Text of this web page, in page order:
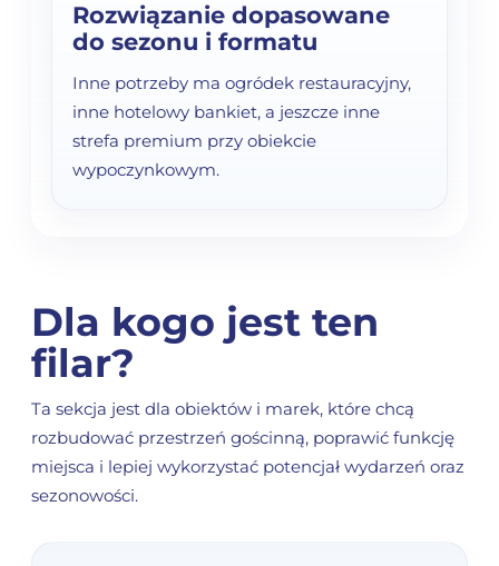
Rozwiązanie dopasowane
do sezonu i formatu
Inne potrzeby ma ogródek restauracyjny,
inne hotelowy bankiet, a jeszcze inne
strefa premium przy obiekcie
wypoczynkowym.
Dla kogo jest ten
filar?
Ta sekcja jest dla obiektów i marek, które chcą
rozbudować przestrzeń gościnną, poprawić funkcję
miejsca i lepiej wykorzystać potencjał wydarzeń oraz
sezonowości.